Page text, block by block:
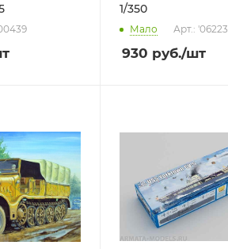
1/350
Мало Арт.: '06223
930 руб./шт